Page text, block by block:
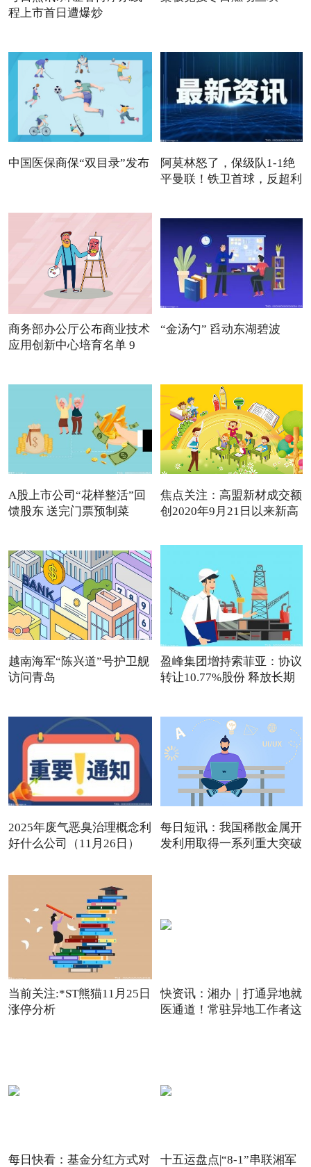
程上市首日遭爆炒
中国医保商保“双目录”发布
阿莫林怒了，保级队1-1绝
平曼联！铁卫首球，反超利
商务部办公厅公布商业技术
应用创新中心培育名单 9
“金汤勺” 舀动东湖碧波
A股上市公司“花样整活”回
馈股东 送完门票预制菜
焦点关注：高盟新材成交额
创2020年9月21日以来新高
越南海军“陈兴道”号护卫舰
访问青岛
盈峰集团增持索菲亚：协议
转让10.77%股份 释放长期
2025年废气恶臭治理概念利
好什么公司（11月26日）
每日短讯：我国稀散金属开
发利用取得一系列重大突破
当前关注:*ST熊猫11月25日
涨停分析
快资讯：湘办｜打通异地就
医通道！常驻异地工作者这
每日快看：基金分红方式对
十五运盘点|“8-1”串联湘军